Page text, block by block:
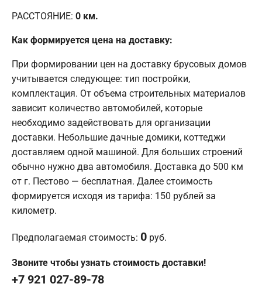
РАССТОЯНИЕ: 0 км.
Как формируется цена на доставку:
При формировании цен на доставку брусовых домов
учитывается следующее: тип постройки,
комплектация. От объема строительных материалов
зависит количество автомобилей, которые
необходимо задействовать для организации
доставки. Небольшие дачные домики, коттеджи
доставляем одной машиной. Для больших строений
обычно нужно два автомобиля. Доставка до 500 км
от г. Пестово — бесплатная. Далее стоимость
формируется исходя из тарифа: 150 рублей за
километр.
Предполагаемая стоимость: 0 руб.
Звоните чтобы узнать стоимость доставки!
+7 921 027-89-78